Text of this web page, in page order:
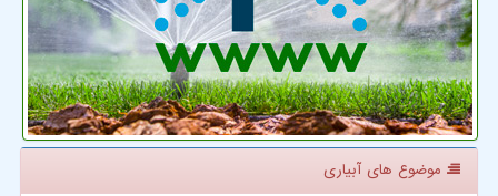
موضوع های آبیاری